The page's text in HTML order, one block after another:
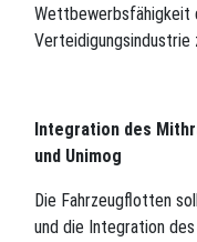
Wettbewerbsfähigkeit
Verteidigungsindustrie
Integration des
und Unimog
Die Fahrzeugflotten
und die Integration